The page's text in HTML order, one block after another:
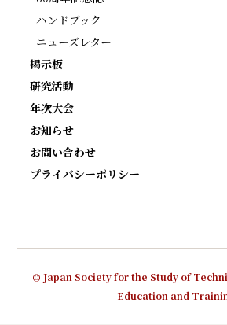
ハンドブック
ニューズレター
掲示板
研究活動
年次大会
お知らせ
お問い合わせ
プライバシーポリシー
© Japan Society for the Study of
Education and